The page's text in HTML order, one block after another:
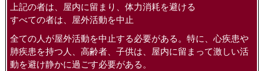
上記の者は、屋内に留まり、体力消耗を避ける
すべての者は、屋外活動を中止
全ての人が屋外活動を中止する必要がある。特に、心疾患や
肺疾患を持つ人、高齢者、子供は、屋内に留まって激しい活
動を避け静かに過ごす必要がある。